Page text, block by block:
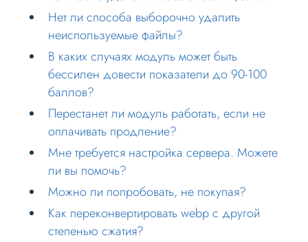
Нет ли способа выборочно удалить
неиспользуемые файлы?
В каких случаях модуль может быть
бессилен довести показатели до 90-100
баллов?
Перестанет ли модуль работать, если не
оплачивать продление?
Мне требуется настройка сервера.
Можете ли вы помочь?
Можно ли попробовать, не покупая?
Как переконвертировать webp с другой
степенью сжатия?
Нет ли способа выборочно удалить
неиспользуемые файлы?
В каких случаях модуль может быть
бессилен довести показатели до 90-100
баллов?
Перестанет ли модуль работать, если не
оплачивать продление?
Мне требуется настройка сервера. Можете
ли вы помочь?
Можно ли попробовать, не покупая?
Как переконвертировать webp с другой
степенью сжатия?